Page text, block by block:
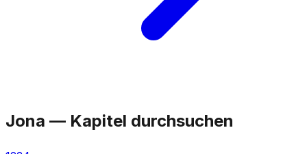
Jona — Kapitel durchsuchen